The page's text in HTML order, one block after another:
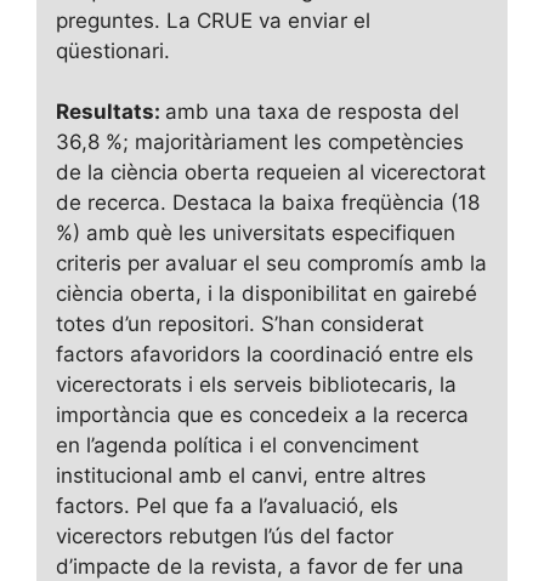
preguntes. La CRUE va enviar el
qüestionari.
Resultats: amb una taxa de resposta del
36,8 %; majoritàriament les competències
de la ciència oberta requeien al vicerectorat
de recerca. Destaca la baixa freqüència (18
%) amb què les universitats especifiquen
criteris per avaluar el seu compromís amb la
ciència oberta, i la disponibilitat en gairebé
totes d’un repositori. S’han considerat
factors afavoridors la coordinació entre els
vicerectorats i els serveis bibliotecaris, la
importància que es concedeix a la recerca
en l’agenda política i el convenciment
institucional amb el canvi, entre altres
factors. Pel que fa a l’avaluació, els
vicerectors rebutgen l’ús del factor
d’impacte de la revista, a favor de fer una